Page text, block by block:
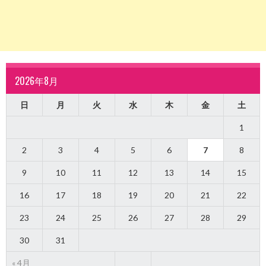
2026年8月
日 月 火 水 木 金 土
« 4月
1
2 3 4 5 6 7 8
9 10 11 12 13 14 15
16 17 18 19 20 21 22
23 24 25 26 27 28 29
30 31